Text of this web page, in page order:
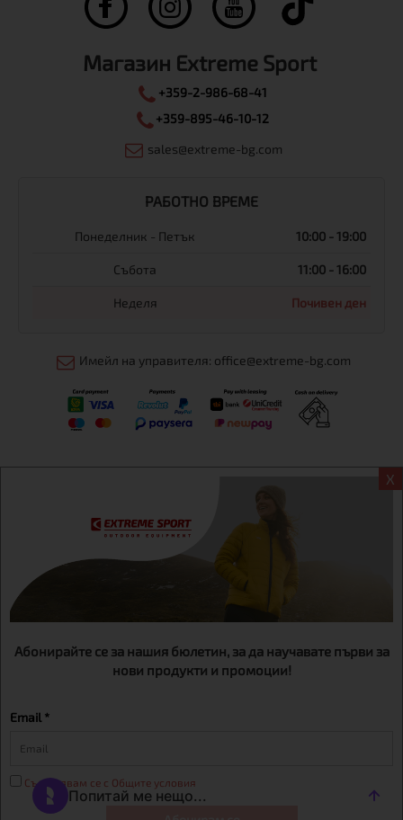
X
Абонирайте се за нашия бюлетин, за да научавате първи за
нови продукти и промоции!
Email *
Съгласявам се с Общите условия
Магазин Extreme Sport
+359-2-986-68-41
+359-895-46-10-12
sales@extreme-bg.com
РАБОТНО ВРЕМЕ
Понеделник - Петък 10:00 - 19:00
Събота 11:00 - 16:00
Неделя Почивен ден
Имейл на управителя: office@extreme-bg.com
Екстрем спорт ЕООД, BG131452613, административен адрес
гр. София, Овча купел, ул.692, №12, офис 1, магазини
гр.София,бул. Дондуков 42, тел.:+359 895461012